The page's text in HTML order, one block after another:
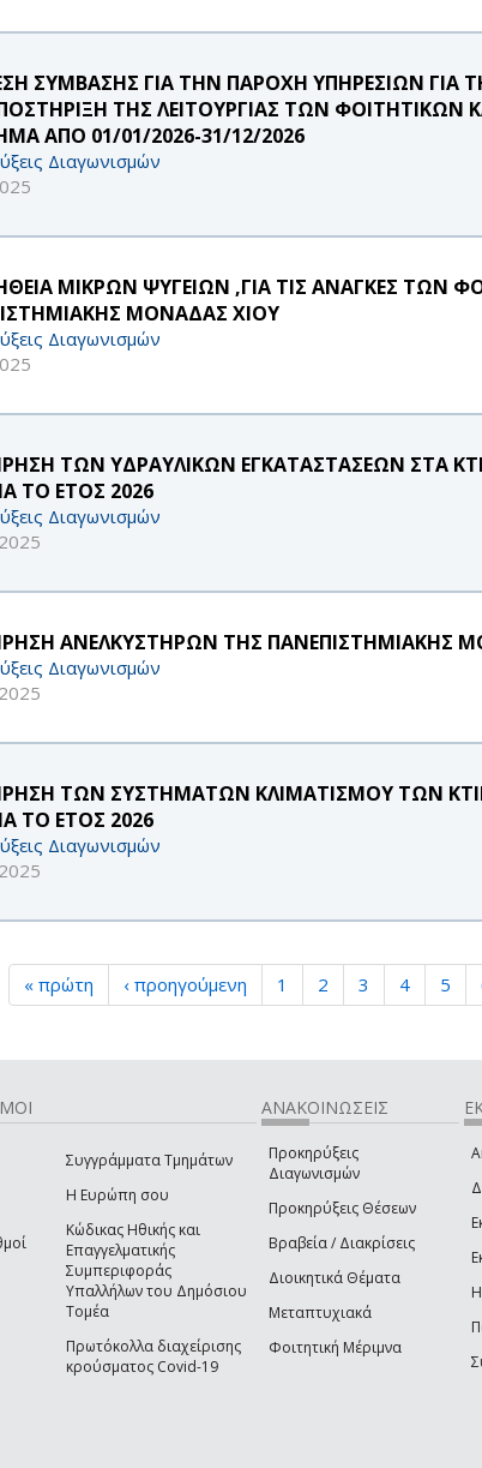
ΣΥΜΒΑΣΗΣ ΓΙΑ ΤΗΝ ΠΑΡΟΧΗ ΥΠΗΡΕΣΙΩΝ ΓΙΑ
ΤΗΣ ΛΕΙΤΟΥΡΓΙΑΣ ΤΩΝ ΦΟΙΤΗΤΙΚΩΝ
ΑΠΟ 01/01/2026-31/12/2026
Διαγωνισμών
ΜΙΚΡΩΝ ΨΥΓΕΙΩΝ ,ΓΙΑ ΤΙΣ ΑΝΑΓΚΕΣ ΤΩΝ
ΜΟΝΑΔΑΣ ΧΙΟΥ
Διαγωνισμών
ΤΩΝ ΥΔΡΑΥΛΙΚΩΝ ΕΓΚΑΤΑΣΤΑΣΕΩΝ ΣΤΑ
ΤΟ ΕΤΟΣ 2026
Διαγωνισμών
ΑΝΕΛΚΥΣΤΗΡΩΝ ΤΗΣ ΠΑΝΕΠΙΣΤΗΜΙΑΚΗΣ
Διαγωνισμών
ΤΩΝ ΣΥΣΤΗΜΑΤΩΝ ΚΛΙΜΑΤΙΣΜΟΥ ΤΩΝ
ΤΟ ΕΤΟΣ 2026
Διαγωνισμών
« πρώτη ‹ προηγούμενη 1 2 3 4 5
Συγγράμματα Τμημάτων
Η Ευρώπη σου
Κώδικας Ηθικής και
Επαγγελματικής
Συμπεριφοράς
Υπαλλήλων του Δημόσιου
Τομέα
Πρωτόκολλα διαχείρισης
κρούσματος Covid-19
ΑΝΑΚΟΙΝΩΣΕΙΣ
Προκηρύξεις
Διαγωνισμών
Προκηρύξεις Θέσεων
Βραβεία / Διακρίσεις
Διοικητικά Θέματα
Μεταπτυχιακά
Φοιτητική Μέριμνα